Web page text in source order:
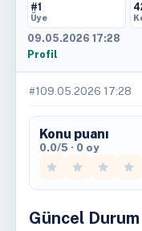
#1
Üye
09.05.2026 17:28
Profil
#1 09.05.2026 17:28
Konu puanı
0.0/5 · 0 oy
Güncel Durum